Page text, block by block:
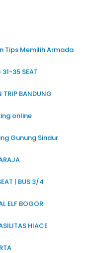
Tips Memilih Armada
35 SEAT
TRIP BANDUNG
online
Gunung Sindur
| BUS 3/4
ELF BOGOR
HIACE